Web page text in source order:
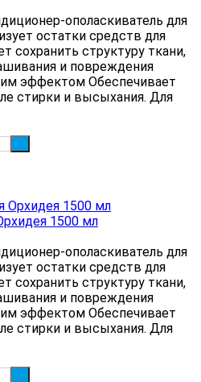
ополаскиватель для
остатки средств для
сохранить структуру ткани,
и повреждения
эффектом Обеспечивает
стирки и высыхания. Для
1500 мл
ополаскиватель для
остатки средств для
сохранить структуру ткани,
и повреждения
эффектом Обеспечивает
стирки и высыхания. Для